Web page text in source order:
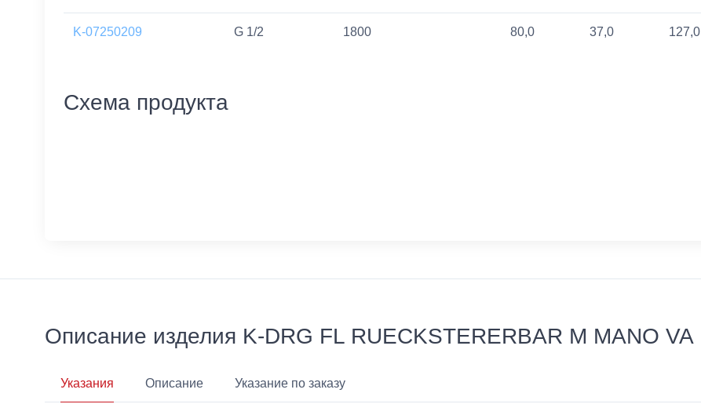
K-07250209 G 1/2 1800 80,0 37,0 127,0
Схема продукта
Описание изделия K-DRG FL RUECKSTERERBAR M MANO VA
Указания Описание Указание по заказу